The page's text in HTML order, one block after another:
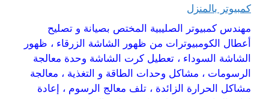
كمبيوتر بالمنزل
مهندس كمبيوتر الصليبية المختص بصيانة و تصليح
أعطال الكومبيوترات من ظهور الشاشة الزرقاء ، ظهور
الشاشة السوداء ، تعطيل كرت الشاشة وحدة معالجة
الرسومات ، مشاكل وحدات الطاقة و التغذية ، معالجة
مشاكل الحرارة الزائدة ، تلف معالج الرسوم ، إعادة